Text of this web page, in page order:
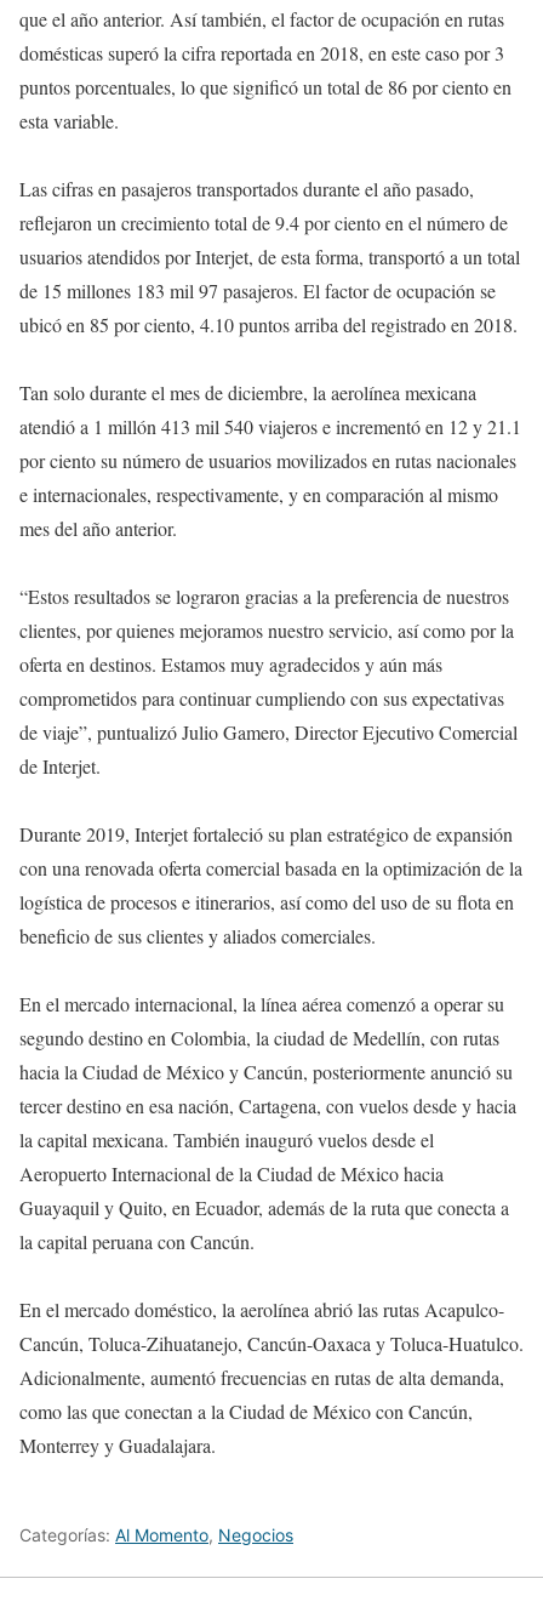
que el año anterior. Así también, el factor de ocupación en rutas
domésticas superó la cifra reportada en 2018, en este caso por 3
puntos porcentuales, lo que significó un total de 86 por ciento en
esta variable.
Las cifras en pasajeros transportados durante el año pasado,
reflejaron un crecimiento total de 9.4 por ciento en el número de
usuarios atendidos por Interjet, de esta forma, transportó a un total
de 15 millones 183 mil 97 pasajeros. El factor de ocupación se
ubicó en 85 por ciento, 4.10 puntos arriba del registrado en 2018.
Tan solo durante el mes de diciembre, la aerolínea mexicana
atendió a 1 millón 413 mil 540 viajeros e incrementó en 12 y 21.1
por ciento su número de usuarios movilizados en rutas nacionales
e internacionales, respectivamente, y en comparación al mismo
mes del año anterior.
“Estos resultados se lograron gracias a la preferencia de nuestros
clientes, por quienes mejoramos nuestro servicio, así como por la
oferta en destinos. Estamos muy agradecidos y aún más
comprometidos para continuar cumpliendo con sus expectativas
de viaje”, puntualizó Julio Gamero, Director Ejecutivo Comercial
de Interjet.
Durante 2019, Interjet fortaleció su plan estratégico de expansión
con una renovada oferta comercial basada en la optimización de la
logística de procesos e itinerarios, así como del uso de su flota en
beneficio de sus clientes y aliados comerciales.
En el mercado internacional, la línea aérea comenzó a operar su
segundo destino en Colombia, la ciudad de Medellín, con rutas
hacia la Ciudad de México y Cancún, posteriormente anunció su
tercer destino en esa nación, Cartagena, con vuelos desde y hacia
la capital mexicana. También inauguró vuelos desde el
Aeropuerto Internacional de la Ciudad de México hacia
Guayaquil y Quito, en Ecuador, además de la ruta que conecta a
la capital peruana con Cancún.
En el mercado doméstico, la aerolínea abrió las rutas Acapulco-
Cancún, Toluca-Zihuatanejo, Cancún-Oaxaca y Toluca-Huatulco.
Adicionalmente, aumentó frecuencias en rutas de alta demanda,
como las que conectan a la Ciudad de México con Cancún,
Monterrey y Guadalajara.
Categorías: Al Momento, Negocios